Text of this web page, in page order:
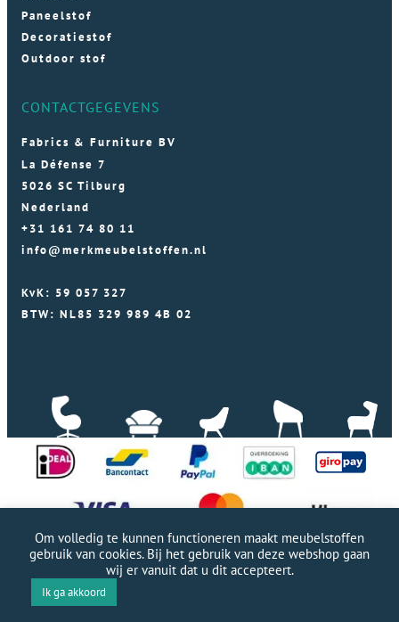
Paneelstof
Decoratiestof
Outdoor stof
CONTACTGEGEVENS
Fabrics & Furniture BV
La Défense 7
5026 SC Tilburg
Nederland
+31 161 74 80 11
info@merkmeubelstoffen.nl
KvK: 59 057 327
BTW: NL85 329 989 4B 02
Professionele WordPress website door Webworx
Copyright Merkmeubelstoffen 2026
Om volledig te kunnen functioneren maakt meubelstoffen
gebruik van cookies. Bij het gebruik van deze webshop gaan
wij er vanuit dat u dit accepteert.
Ik ga akkoord